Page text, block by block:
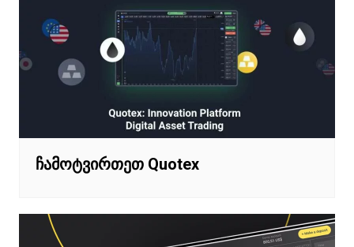
ჩამოტვირთეთ Quotex